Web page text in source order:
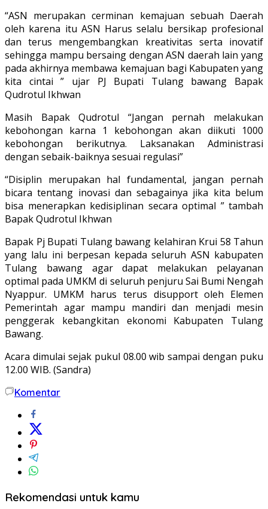
“ASN merupakan cerminan kemajuan sebuah Daerah
oleh karena itu ASN Harus selalu bersikap profesional
dan terus mengembangkan kreativitas serta inovatif
sehingga mampu bersaing dengan ASN daerah lain yang
pada akhirnya membawa kemajuan bagi Kabupaten yang
kita cintai ” ujar PJ Bupati Tulang bawang Bapak
Qudrotul Ikhwan
Masih Bapak Qudrotul “Jangan pernah melakukan
kebohongan karna 1 kebohongan akan diikuti 1000
kebohongan berikutnya. Laksanakan Administrasi
dengan sebaik-baiknya sesuai regulasi”
“Disiplin merupakan hal fundamental, jangan pernah
bicara tentang inovasi dan sebagainya jika kita belum
bisa menerapkan kedisiplinan secara optimal ” tambah
Bapak Qudrotul Ikhwan
Bapak Pj Bupati Tulang bawang kelahiran Krui 58 Tahun
yang lalu ini berpesan kepada seluruh ASN kabupaten
Tulang bawang agar dapat melakukan pelayanan
optimal pada UMKM di seluruh penjuru Sai Bumi Nengah
Nyappur. UMKM harus terus disupport oleh Elemen
Pemerintah agar mampu mandiri dan menjadi mesin
penggerak kebangkitan ekonomi Kabupaten Tulang
Bawang.
Acara dimulai sejak pukul 08.00 wib sampai dengan puku
12.00 WIB. (Sandra)
Komentar
Rekomendasi untuk kamu